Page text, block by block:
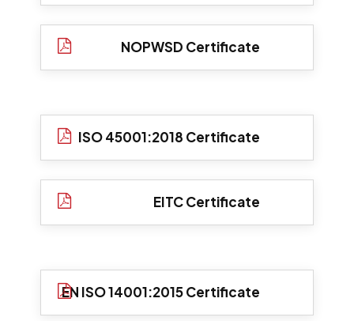
NOPWSD Certificate
ISO 45001:2018 Certificate
EITC Certificate
EN ISO 14001:2015 Certificate